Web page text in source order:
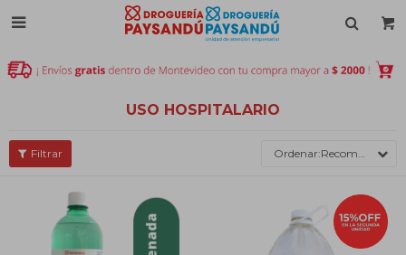

USO HOSPITALARIO
Recomendados